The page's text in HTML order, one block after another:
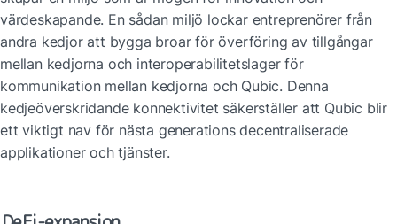
värdeskapande. En sådan miljö lockar entreprenörer från
andra kedjor att bygga broar för överföring av tillgångar
mellan kedjorna och interoperabilitetslager för
kommunikation mellan kedjorna och Qubic. Denna
kedjeöverskridande konnektivitet säkerställer att Qubic blir
ett viktigt nav för nästa generations decentraliserade
applikationer och tjänster.